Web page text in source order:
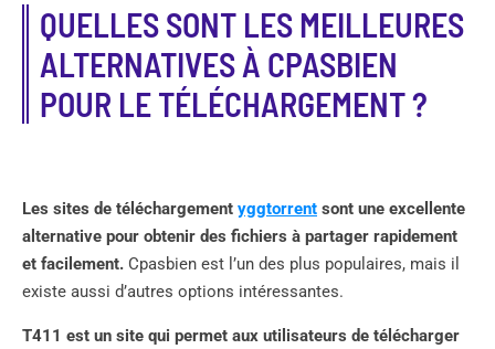
QUELLES SONT LES MEILLEURES
ALTERNATIVES À CPASBIEN
POUR LE TÉLÉCHARGEMENT ?
Les sites de téléchargement yggtorrent sont une excellente
alternative pour obtenir des fichiers à partager rapidement
et facilement. Cpasbien est l’un des plus populaires, mais il
existe aussi d’autres options intéressantes.
T411 est un site qui permet aux utilisateurs de télécharger